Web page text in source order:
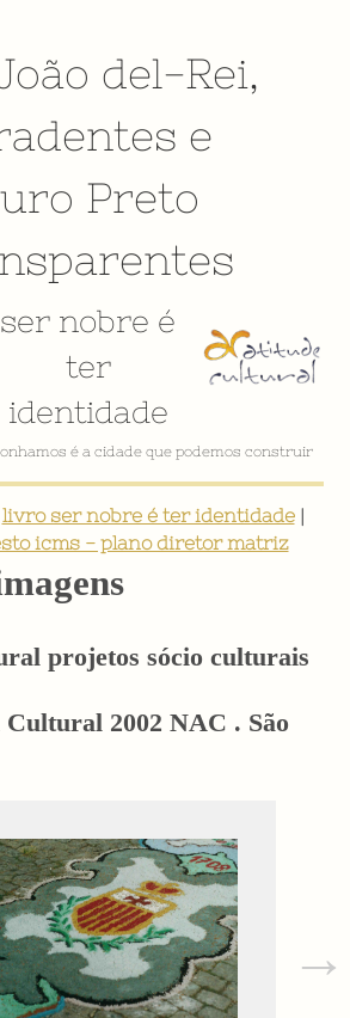
del-Rei,
e
Preto
ser nobre é
ter
identidade
VÍDEO INSTITUCIONAL
livro ser nobre é ter identidade|
icms - plano diretor matriz
projetos sócio culturais
Cultural 2002 NAC . São
→